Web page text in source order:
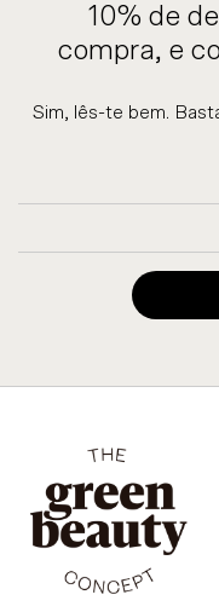
10% de
compra, e
Sim, lês-te bem.